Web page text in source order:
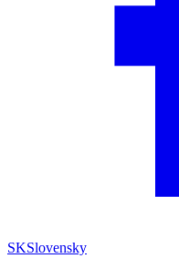
SKSlovensky